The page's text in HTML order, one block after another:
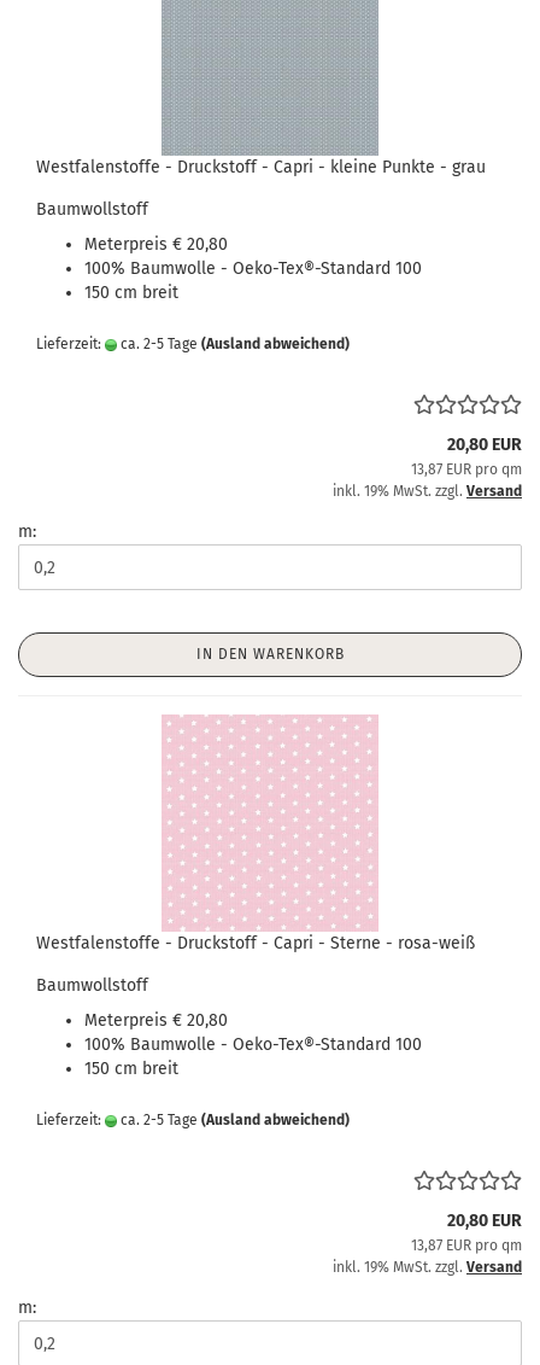
Westfalenstoffe - Druckstoff - Capri - kleine Punkte - grau
Baumwollstoff
Meterpreis € 20,80
100% Baumwolle - Oeko-Tex®-Standard 100
150 cm breit
Lieferzeit: ca. 2-5 Tage (Ausland abweichend)
20,80 EUR
13,87 EUR pro qm
inkl. 19% MwSt. zzgl. Versand
m:
IN DEN WARENKORB
Westfalenstoffe - Druckstoff - Capri - Sterne - rosa-weiß
Baumwollstoff
Meterpreis € 20,80
100% Baumwolle - Oeko-Tex®-Standard 100
150 cm breit
Lieferzeit: ca. 2-5 Tage (Ausland abweichend)
20,80 EUR
13,87 EUR pro qm
inkl. 19% MwSt. zzgl. Versand
m: